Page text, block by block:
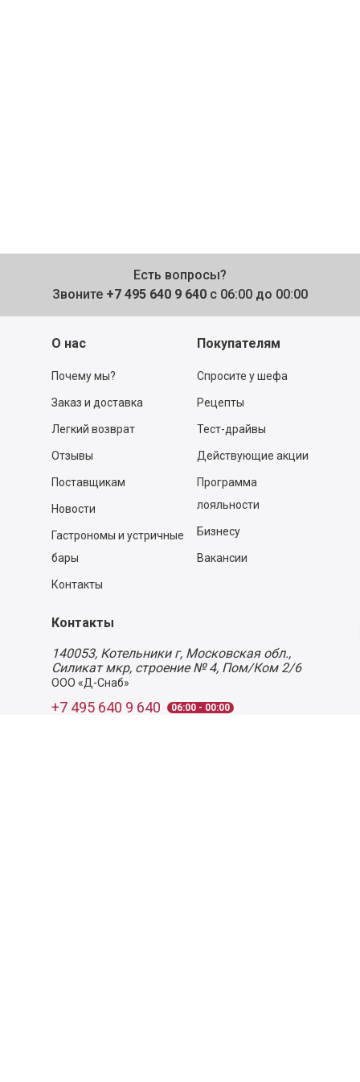
Есть вопросы?
Звоните +7 495 640 9 640 с 06:00 до 00:00
О нас
Почему мы?
Заказ и доставка
Легкий возврат
Отзывы
Поставщикам
Новости
Гастрономы и устричные
бары
Контакты
Покупателям
Спросите у шефа
Рецепты
Тест-драйвы
Действующие акции
Программа
лояльности
Бизнесу
Вакансии
Контакты
140053, Котельники г, Московская обл.,
Силикат мкр, строение № 4, Пом/Ком 2/6
ООО «Д-Снаб»
+7 495 640 9 640 06:00 - 00:00